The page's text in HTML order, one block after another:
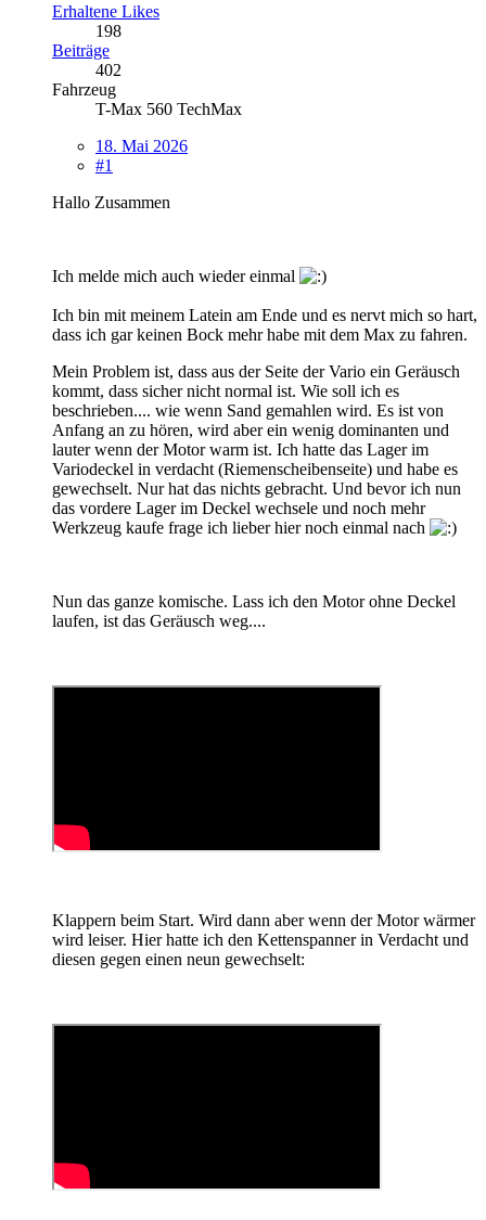
Erhaltene Likes
198
Beiträge
402
Fahrzeug
T-Max 560 TechMax
18. Mai 2026
#1
Hallo Zusammen
Ich melde mich auch wieder einmal
Ich bin mit meinem Latein am Ende und es nervt mich so hart,
dass ich gar keinen Bock mehr habe mit dem Max zu fahren.
Mein Problem ist, dass aus der Seite der Vario ein Geräusch
kommt, dass sicher nicht normal ist. Wie soll ich es
beschrieben.... wie wenn Sand gemahlen wird. Es ist von
Anfang an zu hören, wird aber ein wenig dominanten und
lauter wenn der Motor warm ist. Ich hatte das Lager im
Variodeckel in verdacht (Riemenscheibenseite) und habe es
gewechselt. Nur hat das nichts gebracht. Und bevor ich nun
das vordere Lager im Deckel wechsele und noch mehr
Werkzeug kaufe frage ich lieber hier noch einmal nach
Nun das ganze komische. Lass ich den Motor ohne Deckel
laufen, ist das Geräusch weg....
Klappern beim Start. Wird dann aber wenn der Motor wärmer
wird leiser. Hier hatte ich den Kettenspanner in Verdacht und
diesen gegen einen neun gewechselt: